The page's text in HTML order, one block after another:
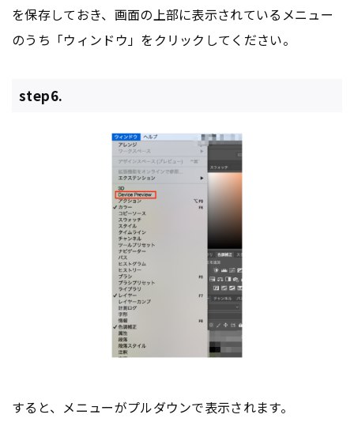
を保存しておき、画面の上部に表示されているメニュー
のうち「ウィンドウ」をクリックしてください。
step6.
すると、メニューがプルダウンで表示されます。